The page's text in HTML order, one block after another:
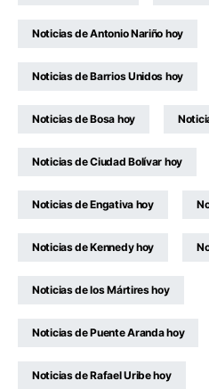
Noticias de Antonio Nariño hoy
Noticias de Barrios Unidos hoy
Noticias de Bosa hoy
Noticias de Ciudad Bolívar hoy
Noticias de Engativa hoy
Noticias de Kennedy hoy
Noticias de los Mártires hoy
Noticias de Puente Aranda hoy
Noticias de Rafael Uribe hoy